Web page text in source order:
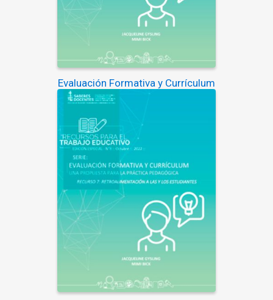
Evaluación Formativa y Currículum